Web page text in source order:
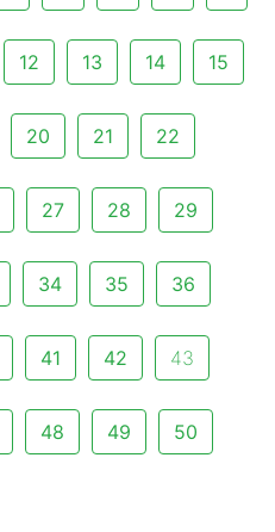
12 13 14 15
20 21 22
27 28 29
34 35 36
41 42 43
48 49 50